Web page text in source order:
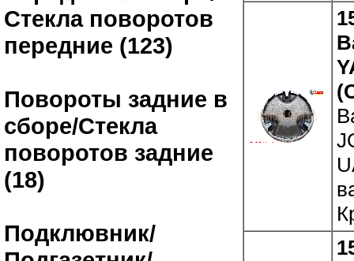
Стекла поворотов
передние (123)
Повороты задние в
сборе/Стекла
поворотов задние
(18)
Подклювник/